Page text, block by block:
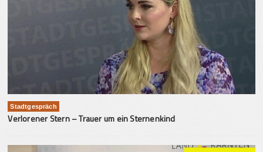
Stadtgespräch
Verlorener Stern – Trauer um ein Sternenkind